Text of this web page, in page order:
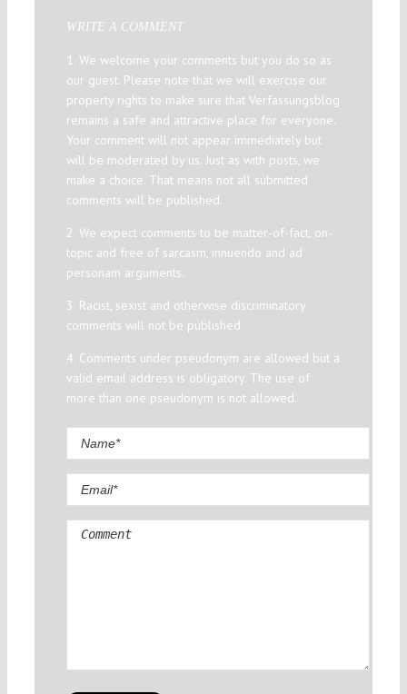
WRITE A COMMENT
1. We welcome your comments but you do so as
our guest. Please note that we will exercise our
property rights to make sure that Verfassungsblog
remains a safe and attractive place for everyone.
Your comment will not appear immediately but
will be moderated by us. Just as with posts, we
make a choice. That means not all submitted
comments will be published.
2. We expect comments to be matter-of-fact, on-
topic and free of sarcasm, innuendo and ad
personam arguments.
3. Racist, sexist and otherwise discriminatory
comments will not be published.
4. Comments under pseudonym are allowed but a
valid email address is obligatory. The use of
more than one pseudonym is not allowed.
Comment